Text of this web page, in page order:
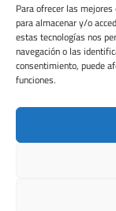
Para ofrecer las
para almacenar y/o
estas tecnologías nos
navegación o las
consentimiento, puede
funciones.